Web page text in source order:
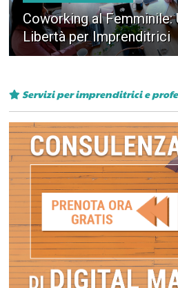
Coworking al Femminile:
Libertà per Imprenditrici
Servizi per imprenditrici e